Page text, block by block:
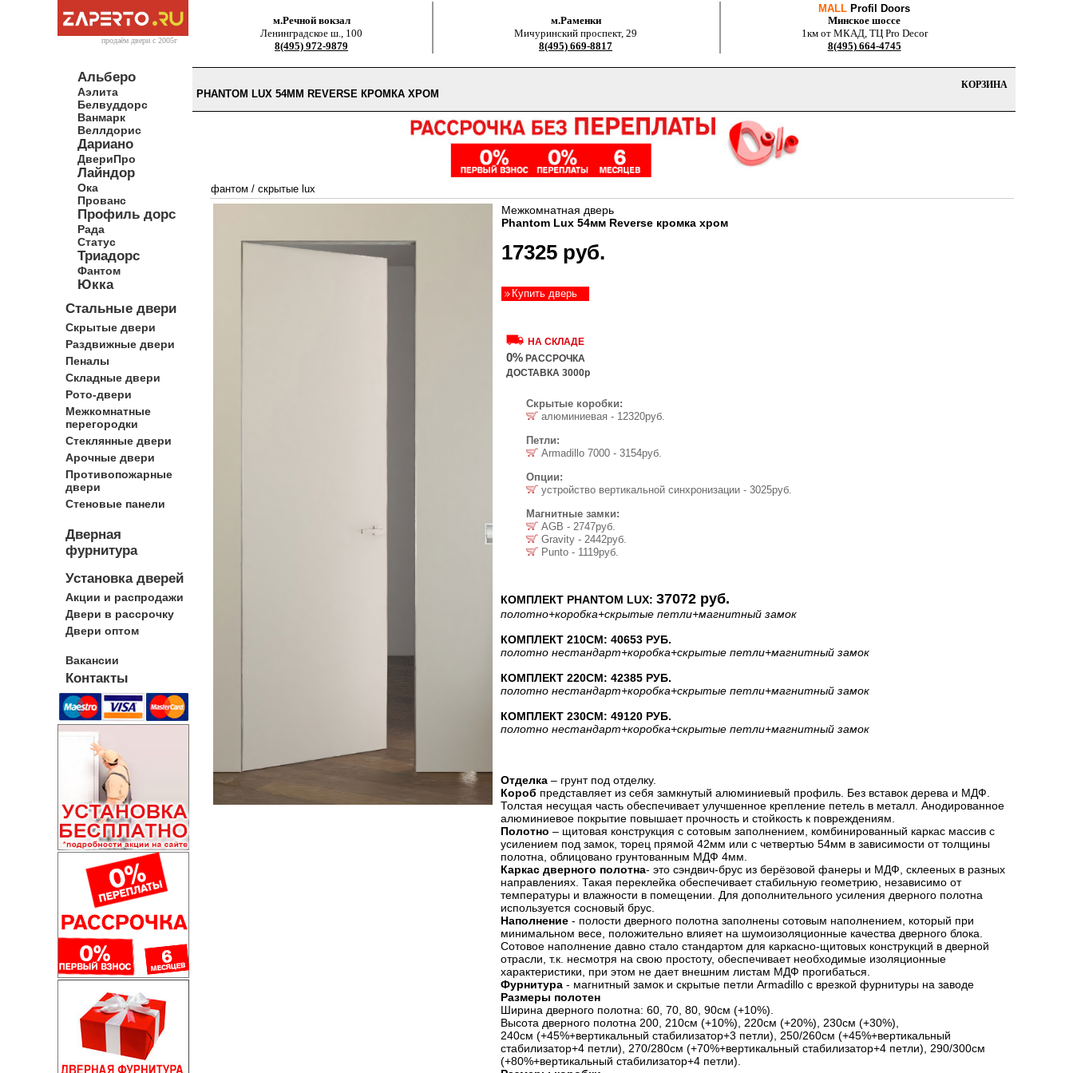
продаём двери c 2005г
Альберо
Аэлита
Белвуддорс
Ванмарк
Веллдорис
Дариано
ДвериПро
Лайндор
Ока
Прованс
Профиль дорс
Рада
Статус
Триадорс
Фантом
Юкка
Стальные двери
Скрытые двери
Раздвижные двери
Пеналы
Складные двери
Рото-двери
Межкомнатные
перегородки
Стеклянные двери
Арочные двери
Противопожарные
двери
Стеновые панели
Дверная
фурнитура
Установка дверей
Акции и распродажи
Двери в рассрочку
Двери оптом
Вакансии
Контакты
м.Речной вокзал
Ленинградское ш., 100
8(495) 972-9879
м.Раменки
Мичуринский проспект, 29
8(495) 669-8817
MALL Profil Doors
Минское шоссе
1км от МКАД, ТЦ Pro Decor
8(495) 664-4745
КОРЗИНА
PHANTOM LUX 54ММ REVERSE КРОМКА ХРОМ
фантом / скрытые lux
Межкомнатная дверь
Phantom Lux 54мм Reverse кромка хром
17325 руб.
Купить дверь
НА СКЛАДЕ
0% РАССРОЧКА
ДОСТАВКА 3000р
Скрытые коробки:
алюминиевая - 12320руб.
Петли:
Armadillo 7000 - 3154руб.
Опции:
устройство вертикальной синхронизации - 3025руб.
Магнитные замки:
AGB - 2747руб.
Gravity - 2442руб.
Punto - 1119руб.
КОМПЛЕКТ PHANTOM LUX: 37072 руб.
полотно+коробка+скрытые петли+магнитный замок
КОМПЛЕКТ 210СМ: 40653 РУБ.
полотно нестандарт+коробка+скрытые петли+магнитный замок
КОМПЛЕКТ 220СМ: 42385 РУБ.
полотно нестандарт+коробка+скрытые петли+магнитный замок
КОМПЛЕКТ 230СМ: 49120 РУБ.
полотно нестандарт+коробка+скрытые петли+магнитный замок
Отделка – грунт под отделку.
Короб представляет из себя замкнутый алюминиевый профиль. Без вставок дерева и МДФ.
Толстая несущая часть обеспечивает улучшенное крепление петель в металл. Анодированное
алюминиевое покрытие повышает прочность и стойкость к повреждениям.
Полотно – щитовая конструкция с сотовым заполнением, комбинированный каркас массив с
усилением под замок, торец прямой 42мм или с четвертью 54мм в зависимости от толщины
полотна, облицовано грунтованным МДФ 4мм.
Каркас дверного полотна- это сэндвич-брус из берёзовой фанеры и МДФ, склееных в разных
направлениях. Такая переклейка обеспечивает стабильную геометрию, независимо от
температуры и влажности в помещении. Для дополнительного усиления дверного полотна
используется сосновый брус.
Наполнение - полости дверного полотна заполнены сотовым наполнением, который при
минимальном весе, положительно влияет на шумоизоляционные качества дверного блока.
Сотовое наполнение давно стало стандартом для каркасно-щитовых конструкций в дверной
отрасли, т.к. несмотря на свою простоту, обеспечивает необходимые изоляционные
характеристики, при этом не дает внешним листам МДФ прогибаться.
Фурнитура - магнитный замок и скрытые петли Armadillo c врезкой фурнитуры на заводе
Размеры полотен
Ширина дверного полотна: 60, 70, 80, 90см (+10%).
Высота дверного полотна 200, 210см (+10%), 220см (+20%), 230см (+30%),
240см (+45%+вертикальный стабилизатор+3 петли), 250/260см (+45%+вертикальный
стабилизатор+4 петли), 270/280см (+70%+вертикальный стабилизатор+4 петли), 290/300см
(+80%+вертикальный стабилизатор+4 петли).